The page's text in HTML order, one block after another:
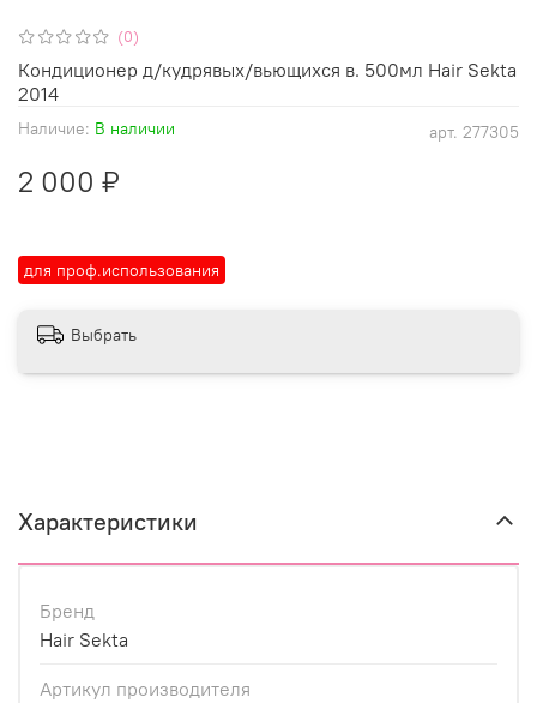
(0)
арт. 277305
Наличие: В наличии
для проф.использования
2 000 ₽
Кондиционер д/кудрявых/вьющихся в. 500мл Hair Sekta
2014
Выбрать
Характеристики
Бренд
Hair Sekta
Артикул производителя